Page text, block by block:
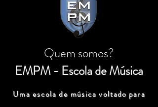
Quem somos?
EMPM - Escola de Música
Uma escola de música voltado para